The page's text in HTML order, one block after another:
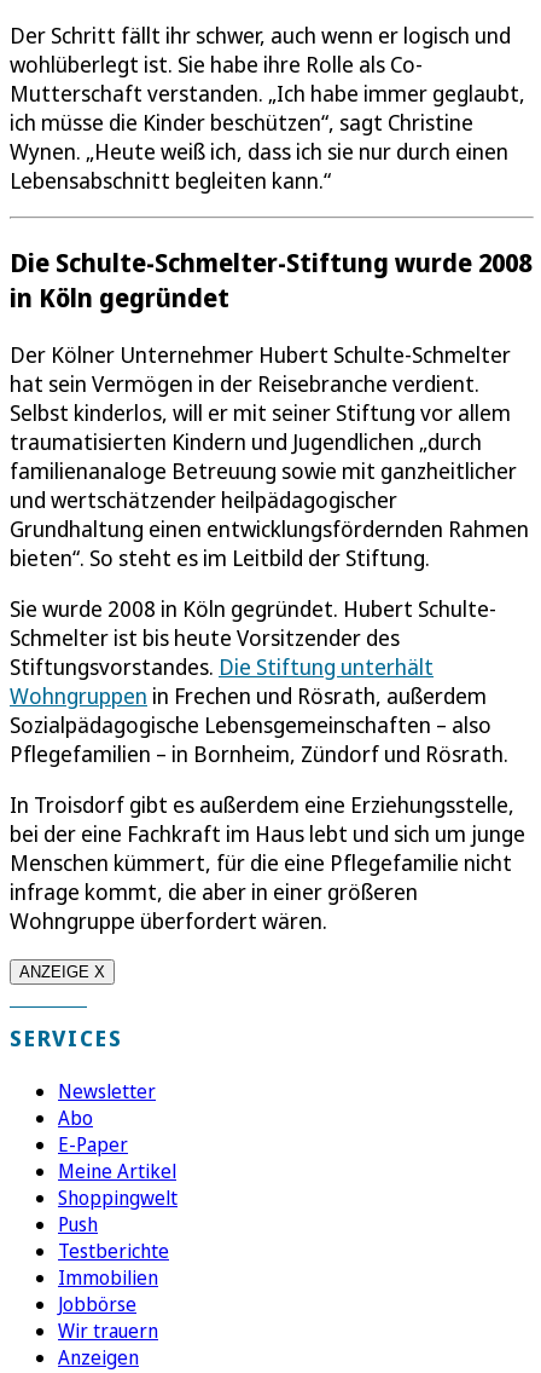
Der Schritt fällt ihr schwer, auch wenn er logisch und
wohlüberlegt ist. Sie habe ihre Rolle als Co-
Mutterschaft verstanden. „Ich habe immer geglaubt,
ich müsse die Kinder beschützen“, sagt Christine
Wynen. „Heute weiß ich, dass ich sie nur durch einen
Lebensabschnitt begleiten kann.“
Die Schulte-Schmelter-Stiftung wurde 2008
in Köln gegründet
Der Kölner Unternehmer Hubert Schulte-Schmelter
hat sein Vermögen in der Reisebranche verdient.
Selbst kinderlos, will er mit seiner Stiftung vor allem
traumatisierten Kindern und Jugendlichen „durch
familienanaloge Betreuung sowie mit ganzheitlicher
und wertschätzender heilpädagogischer
Grundhaltung einen entwicklungsfördernden Rahmen
bieten“. So steht es im Leitbild der Stiftung.
Sie wurde 2008 in Köln gegründet. Hubert Schulte-
Schmelter ist bis heute Vorsitzender des
Stiftungsvorstandes. Die Stiftung unterhält
Wohngruppen in Frechen und Rösrath, außerdem
Sozialpädagogische Lebensgemeinschaften – also
Pflegefamilien – in Bornheim, Zündorf und Rösrath.
In Troisdorf gibt es außerdem eine Erziehungsstelle,
bei der eine Fachkraft im Haus lebt und sich um junge
Menschen kümmert, für die eine Pflegefamilie nicht
infrage kommt, die aber in einer größeren
Wohngruppe überfordert wären.
ANZEIGE X
SERVICES
Newsletter
Abo
E-Paper
Meine Artikel
Shoppingwelt
Push
Testberichte
Immobilien
Jobbörse
Wir trauern
Anzeigen